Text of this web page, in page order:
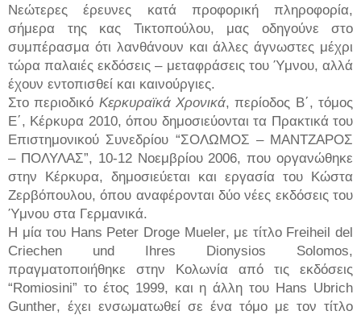
Νεώτερες έρευνες κατά προφορική πληροφορία,
σήμερα της κας Τικτοπούλου, μας οδηγούνε στο
συμπέρασμα ότι λανθάνουν και άλλες άγνωστες μέχρι
τώρα παλαιές εκδόσεις – μεταφράσεις του Ύμνου, αλλά
έχουν εντοπισθεί και καινούργιες.
Στο περιοδικό Κερκυραϊκά Χρονικά, περίοδος Β΄, τόμος
Ε΄, Κέρκυρα 2010, όπου δημοσιεύονται τα Πρακτικά του
Επιστημονικού Συνεδρίου “ΣΟΛΩΜΟΣ – ΜΑΝΤΖΑΡΟΣ
– ΠΟΛΥΛΑΣ”, 10-12 Νοεμβρίου 2006, που οργανώθηκε
στην Κέρκυρα, δημοσιεύεται και εργασία του Κώστα
Ζερβόπουλου, όπου αναφέρονται δύο νέες εκδόσεις του
Ύμνου στα Γερμανικά.
Η μία του Hans Peter Droge Mueler, με τίτλο Freiheil del
Criechen
und Ihres Dionysios Solomos,
πραγματοποιήθηκε στην Κολωνία από τις εκδόσεις
“Romiosini” το έτος 1999, και η άλλη του Hans Ubrich
Gunther, έχει ενσωματωθεί σε ένα τόμο με τον τίτλο